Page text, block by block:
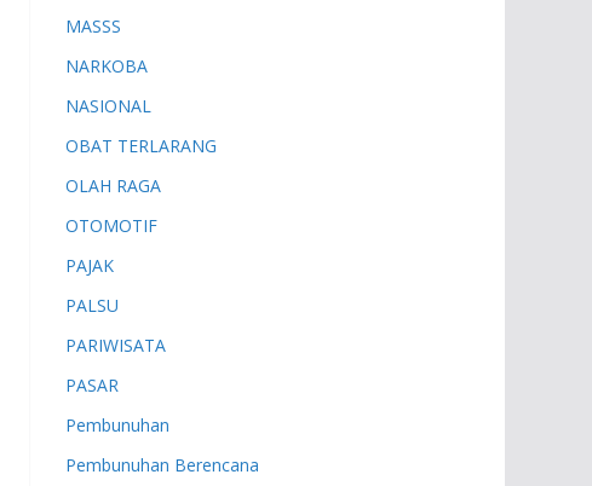
MASSS
NARKOBA
NASIONAL
OBAT TERLARANG
OLAH RAGA
OTOMOTIF
PAJAK
PALSU
PARIWISATA
PASAR
Pembunuhan
Pembunuhan Berencana